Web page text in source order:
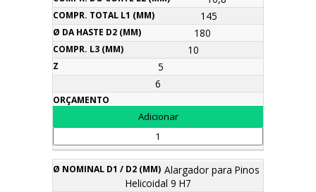
145
180
10
5
6
Alargador para Pinos
Helicoidal 9 H7